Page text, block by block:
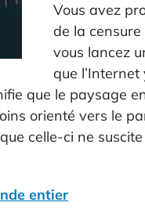
Vous avez
de la
vous lancez
que
que le paysage
orienté vers le
celle-ci ne
entier